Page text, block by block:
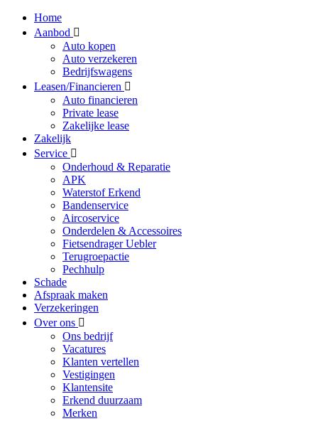
Home
Aanbod
Auto kopen
Auto verzekeren
Bedrijfswagens
Leasen/Financieren
Auto financieren
Private lease
Zakelijke lease
Zakelijk
Service
Onderhoud & Reparatie
APK
Waterstof Erkend
Bandenservice
Aircoservice
Onderdelen & Accessoires
Fietsendrager Uebler
Terugroepactie
Pechhulp
Schade
Afspraak maken
Verzekeringen
Over ons
Ons bedrijf
Vacatures
Klanten vertellen
Vestigingen
Klantensite
Erkend duurzaam
Merken